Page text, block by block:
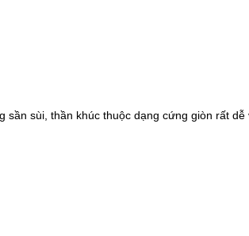
sùi, thần khúc thuộc dạng cứng giòn rất dễ